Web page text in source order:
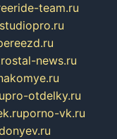
team.ru
news.ru
pro-otdelky.ru
porno-vk.ru